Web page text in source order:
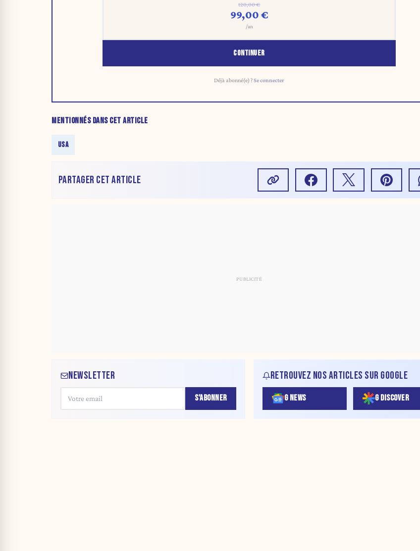
120,00 €
99,00 €
/an
CONTINUER
Déjà abonné(e) ?Se connecter
MENTIONNÉS DANS CET ARTICLE
USA
PARTAGER CET ARTICLE
NEWSLETTER
S'ABONNER
RETROUVEZ NOS ARTICLES SUR GOOGLE
G NEWS G DISCOVER